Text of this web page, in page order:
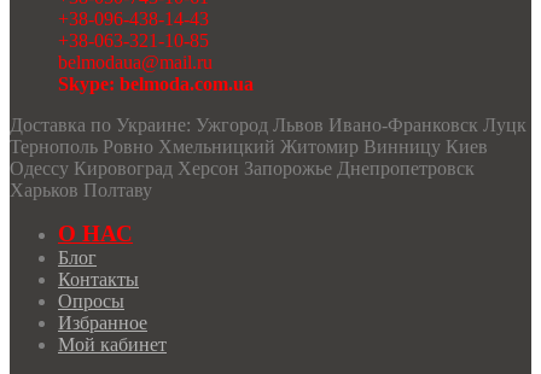
+38-096-438-14-43
+38-063-321-10-85
belmodaua@mail.ru
Skype: belmoda.com.ua
Доставка по Украине: Ужгород Львов Ивано-Франковск Луцк
Тернополь Ровно Хмельницкий Житомир Винницу Киев
Одессу Кировоград Херсон Запорожье Днепропетровск
Харьков Полтаву
О НАС
Блог
Контакты
Опросы
Избранное
Мой кабинет